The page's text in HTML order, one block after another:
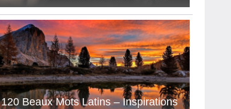
キャラ名などに使えるアイデア集
120 Beaux Mots Latins – Inspirations